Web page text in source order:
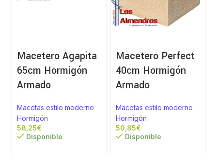
Macetero Agapita
65cm Hormigón
Armado
Macetas estilo moderno
Hormigón
€
Disponible
Macetero Perfect
40cm Hormigón
Armado
Macetas estilo moderno
Hormigón
€
Disponible